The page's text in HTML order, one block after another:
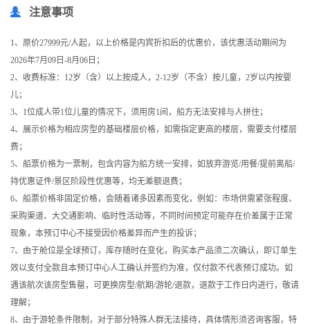
注意事项
1、原价27999元/人起，以上价格是内宾折扣后的优惠价，该优惠活动期间为
2026年7月09日-8月06日；
2、收费标准：12岁（含）以上按成人，2-12岁（不含）按儿童，2岁以内按婴
儿；
3、1位成人带1位儿童的情况下，须用房1间，船方无法安排与人拼住；
4、展示价格为相应房型的基础楼层价格，如需指定更高的楼层，需要支付楼层
费；
5、船票价格为一票制，包含内容为船方统一安排，如放弃游览/用餐/提前离船/
持优惠证件/景区阶段性优惠等，均无差额退费；
6、船票价格非固定价格，会随着诸多因素而变化，例如：市场供需紧张程度、
采购渠道、大交通影响、临时性活动等，不同时间预定可能存在价差属于正常
现象，本预订中心不接受因价格差异而产生的投诉；
7、由于舱位是全球预订，库存随时在变化，购买本产品须二次确认，即订单生
效以支付全款且本预订中心人工确认并签约为准，仅付款不代表预订成功。如
遇该航次该房型售罄，可更换房型/航期/游轮/退款，退款于工作日内进行，敬请
理解；
8、由于游轮条件限制，对于部分特殊人群无法接待，具体情形须咨询客服，特